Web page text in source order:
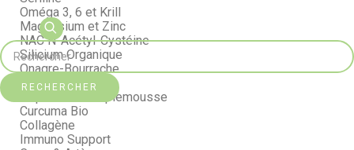
RECHERCHER
Oméga 3, 6 et Krill
Magnésium et Zinc
NAC N-Acétyl-Cystéine
Silicium Organique
Onagre-Bourrache
Maca Bio
Pépins de Pamplemousse
Curcuma Bio
Collagène
Immuno Support